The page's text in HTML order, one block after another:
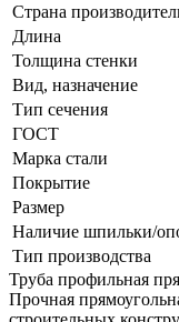
Страна
Длина
Толщина стенки
Вид, назначение
Тип сечения
ГОСТ
Марка стали
Покрытие
Размер
Наличие шпильки/
Тип производства
Труба профильная
Прочная